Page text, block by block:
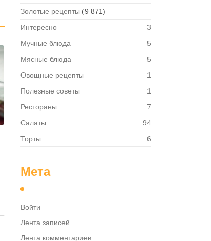
Золотые рецепты (9 871)
Интересно
3
Мучные блюда
5
Мясные блюда
5
Овощные рецепты
1
Полезные советы
1
Рестораны
7
Салаты
94
Торты
6
Мета
Войти
Лента записей
Лента комментариев